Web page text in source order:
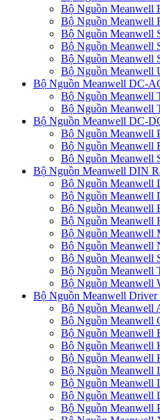
Bộ Nguồn Meanwell
Bộ Nguồn Meanwell
Bộ Nguồn Meanwell
Bộ Nguồn Meanwell
Bộ Nguồn Meanwell
Bộ Nguồn Meanwell
Bộ Nguồn Meanwell DC-
Bộ Nguồn Meanwell
Bộ Nguồn Meanwell
Bộ Nguồn Meanwell DC-
Bộ Nguồn Meanwell
Bộ Nguồn Meanwell
Bộ Nguồn Meanwell
Bộ Nguồn Meanwell DIN
Bộ Nguồn Meanwell
Bộ Nguồn Meanwell
Bộ Nguồn Meanwell
Bộ Nguồn Meanwell
Bộ Nguồn Meanwell
Bộ Nguồn Meanwell
Bộ Nguồn Meanwell
Bộ Nguồn Meanwell
Bộ Nguồn Meanwell
Bộ Nguồn Meanwell
Bộ Nguồn Meanwell
Bộ Nguồn Meanwell
Bộ Nguồn Meanwell
Bộ Nguồn Meanwell
Bộ Nguồn Meanwell
Bộ Nguồn Meanwell
Bộ Nguồn Meanwell
Bộ Nguồn Meanwell
Bộ Nguồn Meanwell